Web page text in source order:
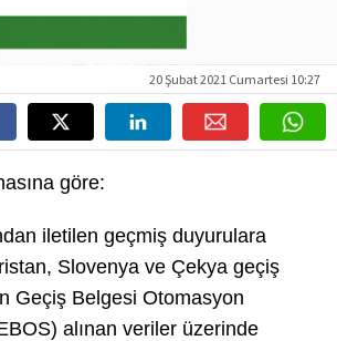
20 Şubat 2021 Cumartesi 10:27
göre:
iletilen geçmiş duyurulara
Slovenya ve Çekya geçiş
Geçiş Belgesi Otomasyon
alınan veriler üzerinde